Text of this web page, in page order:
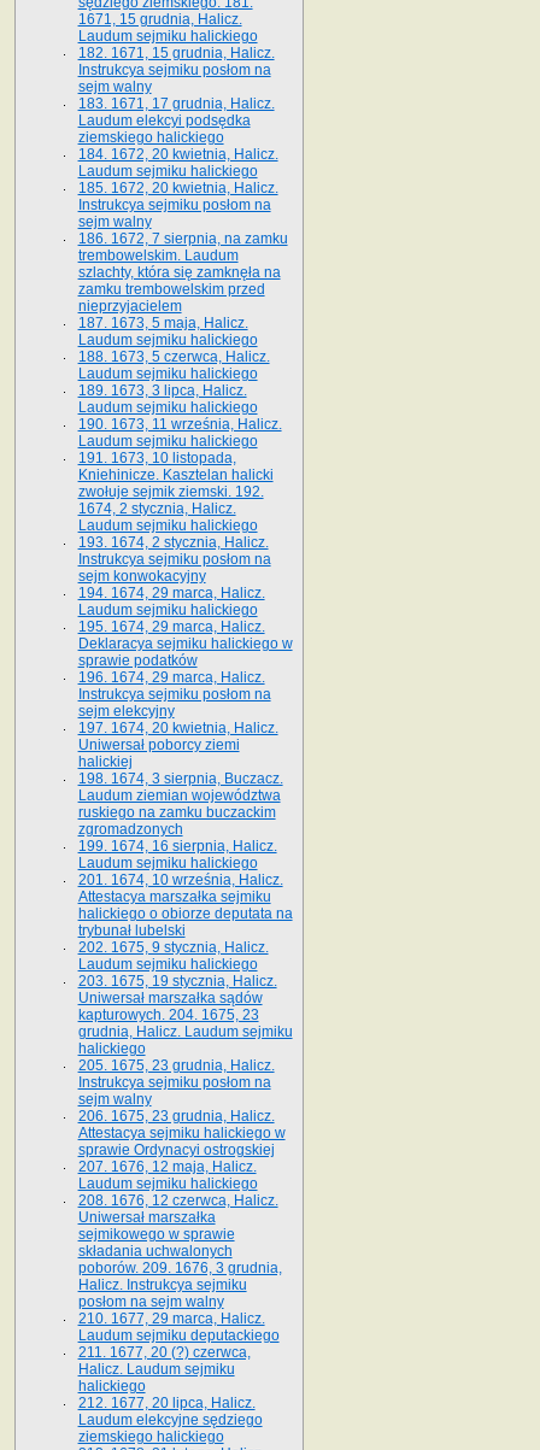
1671, 15 grudnia, Halicz.
Laudum sejmiku halickiego
182. 1671, 15 grudnia, Halicz.
Instrukcya sejmiku posłom na
sejm walny
183. 1671, 17 grudnia, Halicz.
Laudum elekcyi podsędka
ziemskiego halickiego
184. 1672, 20 kwietnia, Halicz.
Laudum sejmiku halickiego
185. 1672, 20 kwietnia, Halicz.
Instrukcya sejmiku posłom na
sejm walny
186. 1672, 7 sierpnia, na zamku
trembowelskim. Laudum
szlachty, która się zamknęła na
zamku trembowelskim przed
nieprzyjacielem
187. 1673, 5 maja, Halicz.
Laudum sejmiku halickiego
188. 1673, 5 czerwca, Halicz.
Laudum sejmiku halickiego
189. 1673, 3 lipca, Halicz.
Laudum sejmiku halickiego
190. 1673, 11 września, Halicz.
Laudum sejmiku halickiego
191. 1673, 10 listopada,
Kniehinicze. Kasztelan halicki
zwołuje sejmik ziemski. 192.
1674, 2 stycznia, Halicz.
Laudum sejmiku halickiego
193. 1674, 2 stycznia, Halicz.
Instrukcya sejmiku posłom na
sejm konwokacyjny
194. 1674, 29 marca, Halicz.
Laudum sejmiku halickiego
195. 1674, 29 marca, Halicz.
Deklaracya sejmiku halickiego w
sprawie podatków
196. 1674, 29 marca, Halicz.
Instrukcya sejmiku posłom na
sejm elekcyjny
197. 1674, 20 kwietnia, Halicz.
Uniwersał poborcy ziemi
halickiej
198. 1674, 3 sierpnia, Buczacz.
Laudum ziemian województwa
ruskiego na zamku buczackim
zgromadzonych
199. 1674, 16 sierpnia, Halicz.
Laudum sejmiku halickiego
201. 1674, 10 września, Halicz.
Attestacya marszałka sejmiku
halickiego o obiorze deputata na
trybunał lubelski
202. 1675, 9 stycznia, Halicz.
Laudum sejmiku halickiego
203. 1675, 19 stycznia, Halicz.
Uniwersał marszałka sądów
kapturowych. 204. 1675, 23
grudnia, Halicz. Laudum sejmiku
halickiego
205. 1675, 23 grudnia, Halicz.
Instrukcya sejmiku posłom na
sejm walny
206. 1675, 23 grudnia, Halicz.
Attestacya sejmiku halickiego w
sprawie Ordynacyi ostrogskiej
207. 1676, 12 maja, Halicz.
Laudum sejmiku halickiego
208. 1676, 12 czerwca, Halicz.
Uniwersał marszałka
sejmikowego w sprawie
składania uchwalonych
poborów. 209. 1676, 3 grudnia,
Halicz. Instrukcya sejmiku
posłom na sejm walny
210. 1677, 29 marca, Halicz.
Laudum sejmiku deputackiego
211. 1677, 20 (?) czerwca,
Halicz. Laudum sejmiku
halickiego
212. 1677, 20 lipca, Halicz.
Laudum elekcyjne sędziego
ziemskiego halickiego